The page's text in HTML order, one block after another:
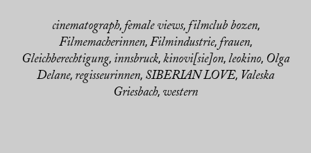
cinematograph, female views, filmclub bozen,
Filmemacherinnen, Filmindustrie, frauen,
Gleichberechtigung, innsbruck, kinovi[sie]on, leokino, Olga
Delane, regisseurinnen, SIBERIAN LOVE, Valeska
Griesbach, western